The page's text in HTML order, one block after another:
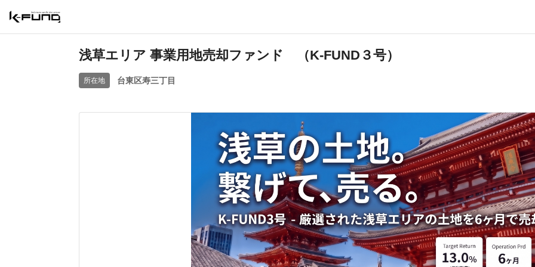
浅草エリア 事業用地売却ファンド （K-FUND３号）
所在地 台東区寿三丁目